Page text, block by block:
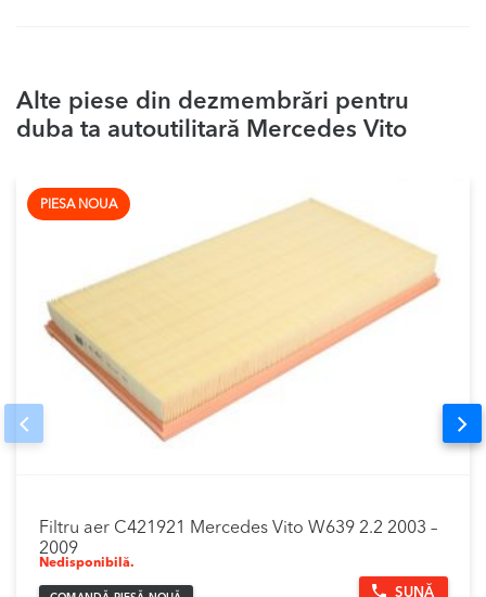
Alte piese din dezmembrări pentru
duba ta autoutilitară Mercedes Vito
PIESA NOUA
Filtru aer C421921 Mercedes Vito W639 2.2 2003 –
2009
Nedisponibilă.
SUNĂ
Prev